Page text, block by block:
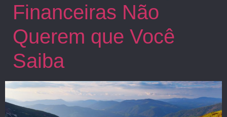
Financeiras Não
Querem que Você
Saiba